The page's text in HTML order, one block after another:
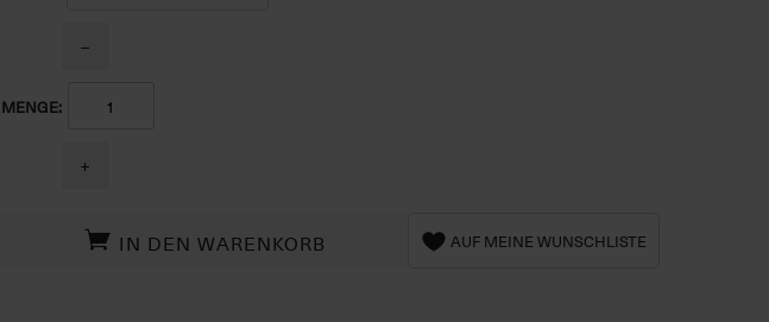
MENGE:
−
+
IN DEN WARENKORB AUF MEINE WUNSCHLISTE